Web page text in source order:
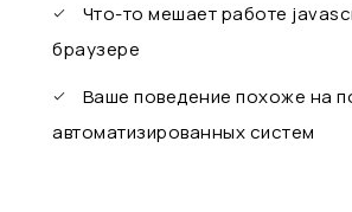
Что-то мешает работе
браузере
Ваше поведение похоже на
автоматизированных систем